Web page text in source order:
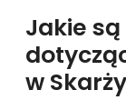
Jakie
w